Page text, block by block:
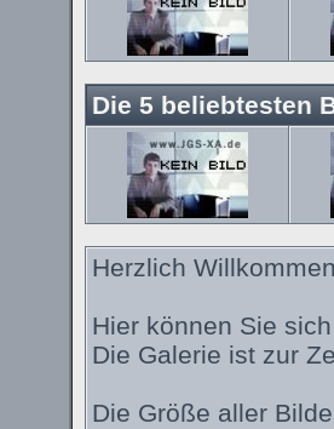
Die 5 beliebtesten
Herzlich
Hier können Sie sich
Die Galerie ist zur
Die Größe aller